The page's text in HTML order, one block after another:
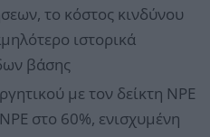
το κόστος κινδύνου
ιστορικά
βάσης
με τον δείκτη NPE
στο 60%, ενισχυμένη